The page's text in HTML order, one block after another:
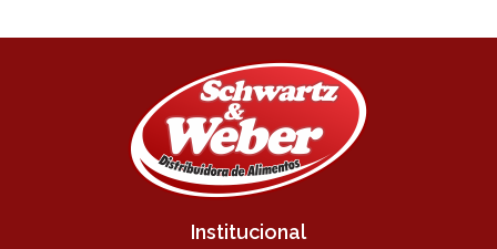
Institucional